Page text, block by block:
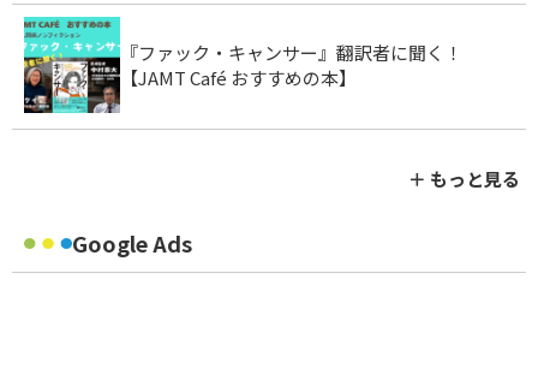
『ファック・キャンサー』翻訳者に聞く！
【JAMT Café おすすめの本】
＋ もっと見る
Google Ads